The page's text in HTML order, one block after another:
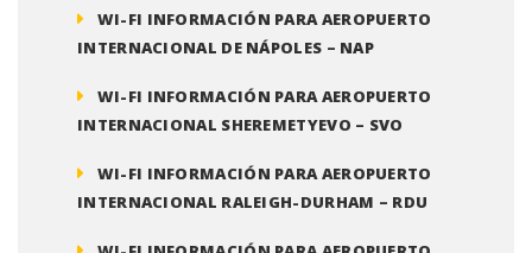
WI-FI INFORMACIÓN PARA AEROPUERTO
INTERNACIONAL DE NÁPOLES – NAP
WI-FI INFORMACIÓN PARA AEROPUERTO
INTERNACIONAL SHEREMETYEVO – SVO
WI-FI INFORMACIÓN PARA AEROPUERTO
INTERNACIONAL RALEIGH-DURHAM – RDU